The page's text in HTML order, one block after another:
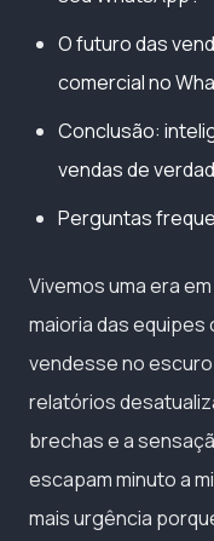
O futuro das
comercial no
Conclusão:
vendas de
Perguntas
Vivemos uma era
maioria das equipes
vendesse no
relatórios
brechas e a
escapam minuto a
mais urgência